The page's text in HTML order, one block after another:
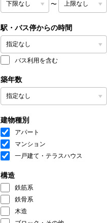
〜
駅・バス停からの時間
バス利用を含む
築年数
建物種別
アパート
マンション
一戸建て・テラスハウス
構造
鉄筋系
鉄骨系
木造